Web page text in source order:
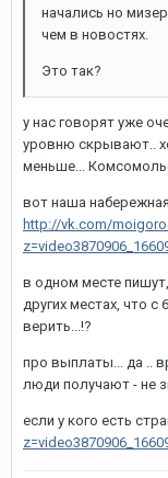
начались но
чем в новостях.
Это так?
у нас говорят уже
уровню скрывают..
меньше...
вот наша набережная
http://vk.com/
в одном месте
других местах, что с
верить...!?
про выплаты... да ..
люди получают - не
если у кого есть